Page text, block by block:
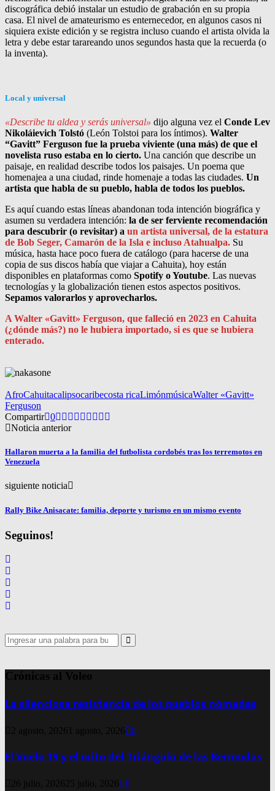
discográfica debió instalar un estudio de grabación en su propia
casa. El nivel de amateurismo es enternecedor, en algunos casos ni
siquiera existe edición y se registra incluso cuando el artista olvida la
letra y debe estar tarareando unos segundos hasta que la recuerda (o
la inventa).
Local y universal
«Describe tu aldea y serás universal» dijo alguna vez el Conde Lev
Nikoláievich Tolstó (León Tolstoi para los íntimos). Walter
“Gavitt” Ferguson fue la prueba viviente (una más) de que el
novelista ruso estaba en lo cierto. Una canción que describe un
paisaje, en realidad describe todos los paisajes. Un poema que
homenajea a una ciudad, rinde homenaje a todas las ciudades. Un
artista que habla de su pueblo, habla de todos los pueblos.
Es aquí cuando estas líneas abandonan toda intención biográfica y
asumen su verdadera intención: la de ser ferviente recomendación
para descubrir (o revisitar) a un artista universal, de la estatura
de Bob Seger, Camarón de la Isla e incluso Atahualpa. Su
música, hasta hace poco fuera de catálogo (para hacerse de una
copia de sus discos había que viajar a Cahuita), hoy están
disponibles en plataformas como Spotify o Youtube. Las nuevas
tecnologías y la globalización tienen estos aspectos positivos.
Sepamos valorarlos y aprovecharlos.
A Walter «Gavitt» Ferguson, que falleció en 2023 en Cahuita
(¿dónde más?) no le hubiera importado, si es que se hubiera
enterado.
AfroCahuitacalipsocaribecosta ricaLimónmúsicaWalter «Gavitt»
Ferguson
Compartir 0
Noticia anterior
Hallaron muerta a la familia del futbolista cordobés tras los terremotos en
Venezuela
siguiente noticia
Rally Bike Anisacate: familia, deporte y turismo en un mismo evento
Seguinos!
Search
for:
Search
Crónicas al Voleo
La silenciosa resistencia de los pueblos nómadas
2 agosto, 2026 1 agosto, 2026 0
El Vuelo 19 y el mito del Triángulo de las Bermudas
26 julio, 2026 25 julio, 2026 0